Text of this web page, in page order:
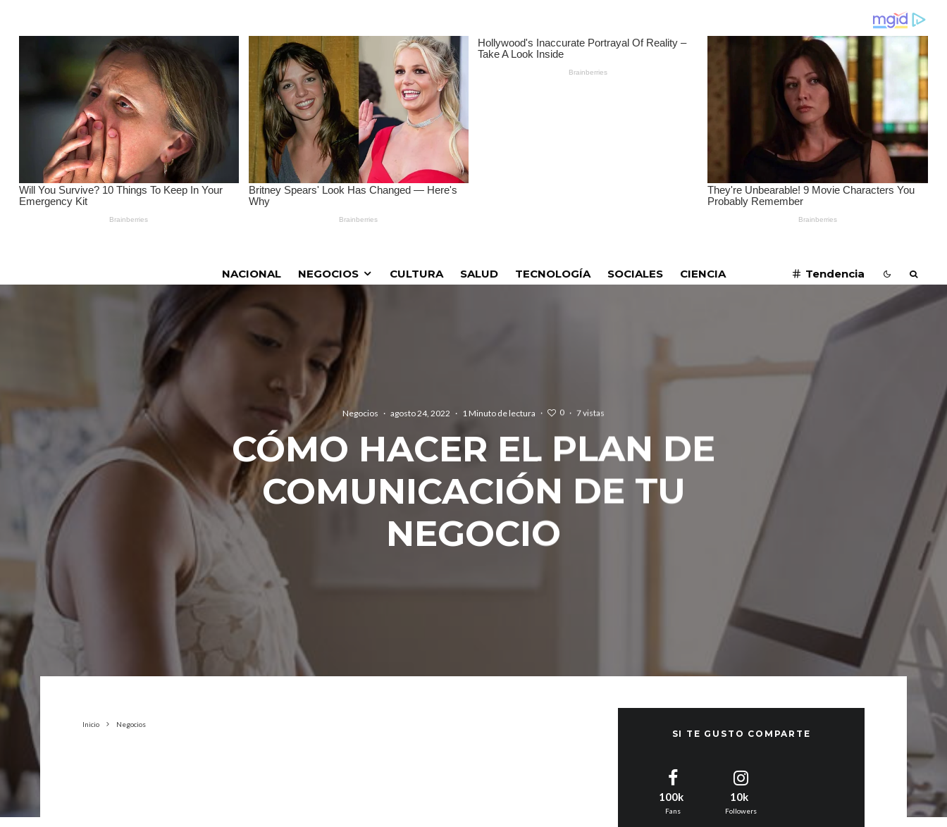
NACIONAL
NEGOCIOS CULTURA SALUD TECNOLOGÍA SOCIALES CIENCIA Tendencia
Negocios · agosto 24, 2022 · 1 Minuto de lectura · 0 · 7 vistas
CÓMO HACER EL PLAN DE
COMUNICACIÓN DE TU
NEGOCIO
Inicio Negocios
SI TE GUSTO COMPARTE
100k
Fans
10k
Followers